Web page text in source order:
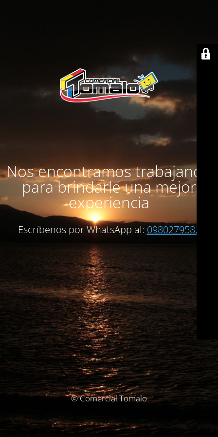
Nos encontramos trabajando
para brindarle una mejor
experiencia
Escríbenos por WhatsApp al: 0980279582
© Comercial Tomalo